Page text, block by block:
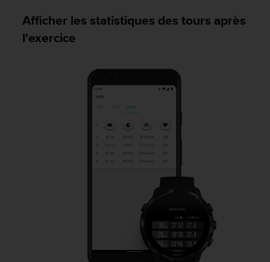
Afficher les statistiques des tours après
l'exercice